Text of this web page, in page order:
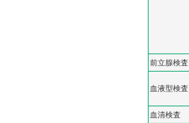
前立腺検査
血液型検査
血清検査